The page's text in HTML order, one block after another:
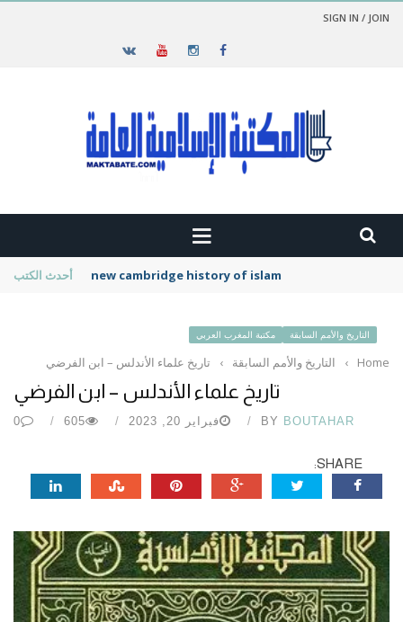
SIGN IN / JOIN
أحدث الكتب new cambridge history of islam
التاريخ والأمم السابقة مكتبة المغرب العربي
Home
› التاريخ والأمم السابقة › تاريخ علماء الأندلس – ابن الفرضي
تاريخ علماء الأندلس – ابن الفرضي
BY BOUTAHAR فبراير 20, 2023 605
0
SHARE: